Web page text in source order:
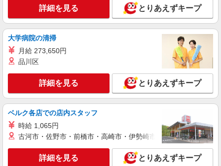
◆交通費orガソリン代全額支給
国立市
キープ 詳細を見る
派遣社員
国立駅の障がい者デイサービスで見守りなど
★30・40代活躍中
時給1600円〜2250円 ＜日払い有/週払い有/交
通費全支給(ガソリン代含む)＞
キープ 詳細を見る
詳細を見る とりあえずキープ
大学病院の清掃
月給 273,650円
品川区
詳細を見る とりあえずキープ
ベルク各店での店内スタッフ
時給 1,065円
古河市・佐野市・前橋市・高崎市・伊勢崎市・太田市・館林市
詳細を見る とりあえずキープ